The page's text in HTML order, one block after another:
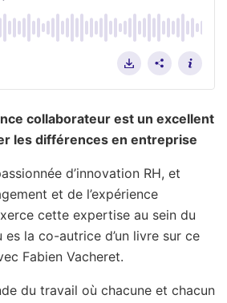
collaborateur est un excellent
les différences en entreprise
d’innovation RH, et
et de l’expérience
cette expertise au sein du
la co-autrice d’un livre sur ce
Fabien Vacheret.
du travail où chacune et chacun